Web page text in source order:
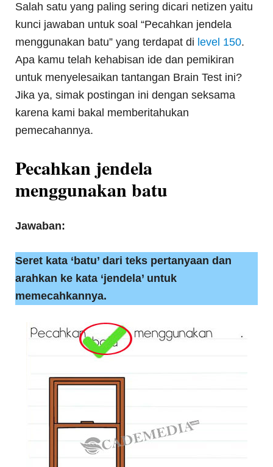
Salah satu yang paling sering dicari netizen yaitu
kunci jawaban untuk soal “Pecahkan jendela
menggunakan batu” yang terdapat di level 150.
Apa kamu telah kehabisan ide dan pemikiran
untuk menyelesaikan tantangan Brain Test ini?
Jika ya, simak postingan ini dengan seksama
karena kami bakal memberitahukan
pemecahannya.
Pecahkan jendela
menggunakan batu
Jawaban:
Seret kata ‘batu’ dari teks pertanyaan dan
arahkan ke kata ‘jendela’ untuk
memecahkannya.